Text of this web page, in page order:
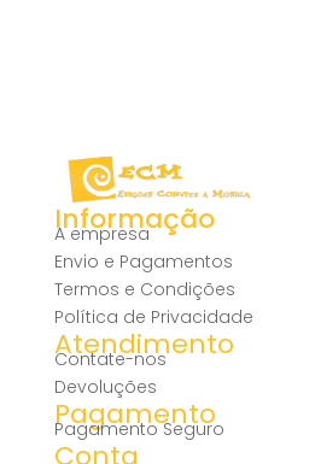
Informação
A empresa
Envio e Pagamentos
Termos e Condições
Política de Privacidade
Atendimento
Contate-nos
Devoluções
Pagamento
Pagamento Seguro